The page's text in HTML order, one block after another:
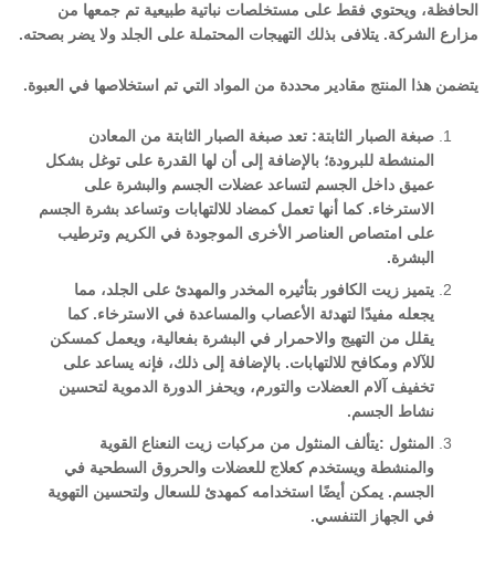
الحافظة، ويحتوي فقط على مستخلصات نباتية طبيعية تم جمعها من
مزارع الشركة. يتلافى بذلك التهيجات المحتملة على الجلد ولا يضر بصحته.
يتضمن هذا المنتج مقادير محددة من المواد التي تم استخلاصها في العبوة.
صبغة الصبار الثابتة: تعد صبغة الصبار الثابتة من المعادن
المنشطة للبرودة؛ بالإضافة إلى أن لها القدرة على توغل بشكل
عميق داخل الجسم لتساعد عضلات الجسم والبشرة على
الاسترخاء. كما أنها تعمل كمضاد للالتهابات وتساعد بشرة الجسم
على امتصاص العناصر الأخرى الموجودة في الكريم وترطيب
البشرة.
يتميز زيت الكافور بتأثيره المخدر والمهدئ على الجلد، مما
يجعله مفيدًا لتهدئة الأعصاب والمساعدة في الاسترخاء. كما
يقلل من التهيج والاحمرار في البشرة بفعالية، ويعمل كمسكن
للآلام ومكافح للالتهابات. بالإضافة إلى ذلك، فإنه يساعد على
تخفيف آلام العضلات والتورم، ويحفز الدورة الدموية لتحسين
نشاط الجسم.
المنثول :يتألف المنثول من مركبات زيت النعناع القوية
والمنشطة ويستخدم كعلاج للعضلات والحروق السطحية في
الجسم. يمكن أيضًا استخدامه كمهدئ للسعال ولتحسين التهوية
في الجهاز التنفسي.